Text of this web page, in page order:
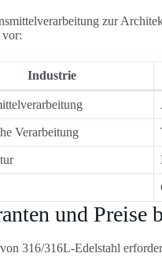
zur
vor:
Industrie
Verarbeitung
und Preise
316/316L-Edelstahl